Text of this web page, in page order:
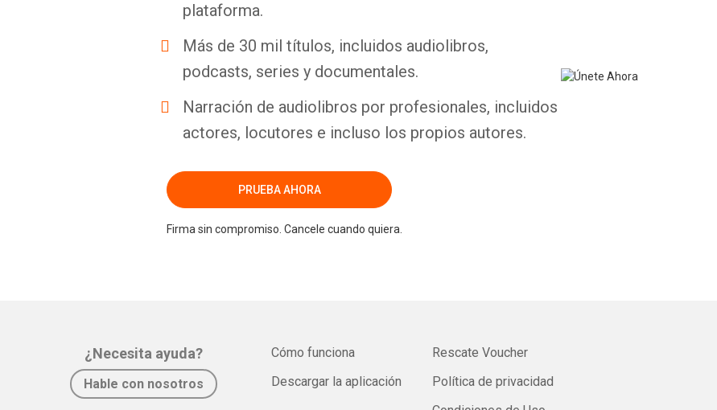
plataforma.
Más de 30 mil títulos, incluidos audiolibros,
podcasts, series y documentales.
Narración de audiolibros por profesionales, incluidos
actores, locutores e incluso los propios autores.
PRUEBA AHORA
Firma sin compromiso. Cancele cuando quiera.
¿Necesita ayuda?
Hable con nosotros
Cómo funciona
Descargar la aplicación
Rescate Voucher
Política de privacidad